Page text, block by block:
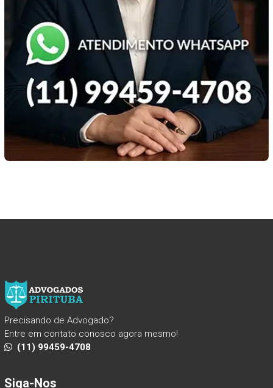
Precisando de Advogado?
Entre em contato conosco agora mesmo!
(11) 99459-4708
Siga-Nos